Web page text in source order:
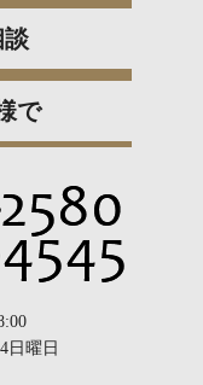
談
で
日曜日